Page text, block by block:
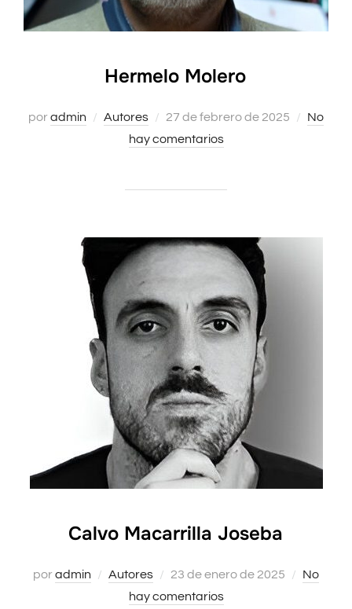
Hermelo Molero
poradmin Autores
Publicado
el
27 de febrero de 2025
No
hay comentarios
Calvo Macarrilla Joseba
poradmin Autores
Publicado
el
23 de enero de 2025
No
hay comentarios